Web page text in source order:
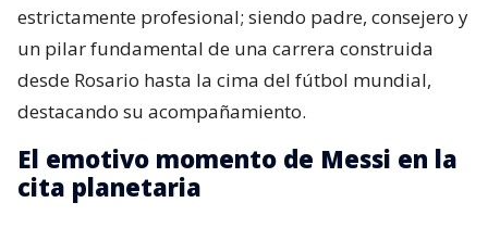
estrictamente profesional; siendo padre, consejero y
un pilar fundamental de una carrera construida
desde Rosario hasta la cima del fútbol mundial,
destacando su acompañamiento.
El emotivo momento de Messi en la
cita planetaria